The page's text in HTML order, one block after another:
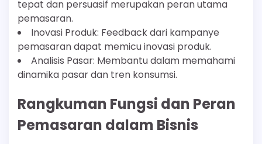
tepat dan persuasif merupakan peran utama
pemasaran.
Inovasi Produk: Feedback dari kampanye
pemasaran dapat memicu inovasi produk.
Analisis Pasar: Membantu dalam memahami
dinamika pasar dan tren konsumsi.
Rangkuman Fungsi dan Peran
Pemasaran dalam Bisnis